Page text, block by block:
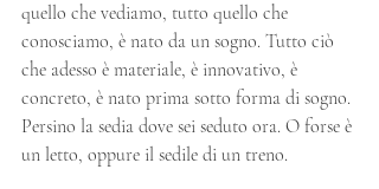
quello che vediamo, tutto quello che
conosciamo, è nato da un sogno. Tutto ciò
che adesso è materiale, è innovativo, è
concreto, è nato prima sotto forma di sogno.
Persino la sedia dove sei seduto ora. O forse è
un letto, oppure il sedile di un treno.